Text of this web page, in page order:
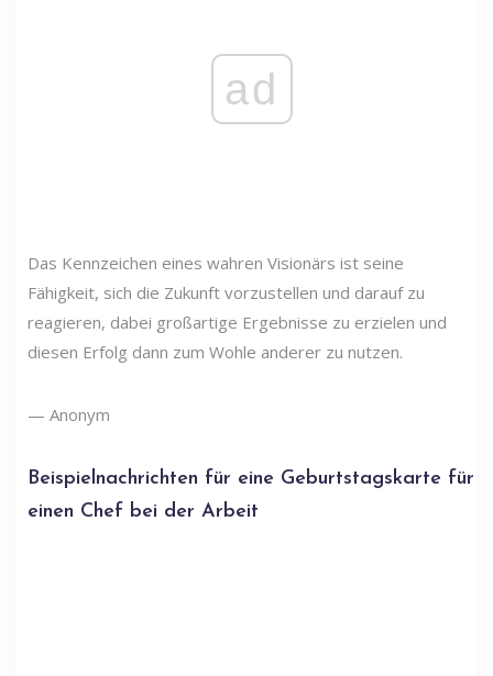
ad
Das Kennzeichen eines wahren Visionärs ist seine
Fähigkeit, sich die Zukunft vorzustellen und darauf zu
reagieren, dabei großartige Ergebnisse zu erzielen und
diesen Erfolg dann zum Wohle anderer zu nutzen.
— Anonym
Beispielnachrichten für eine Geburtstagskarte für
einen Chef bei der Arbeit